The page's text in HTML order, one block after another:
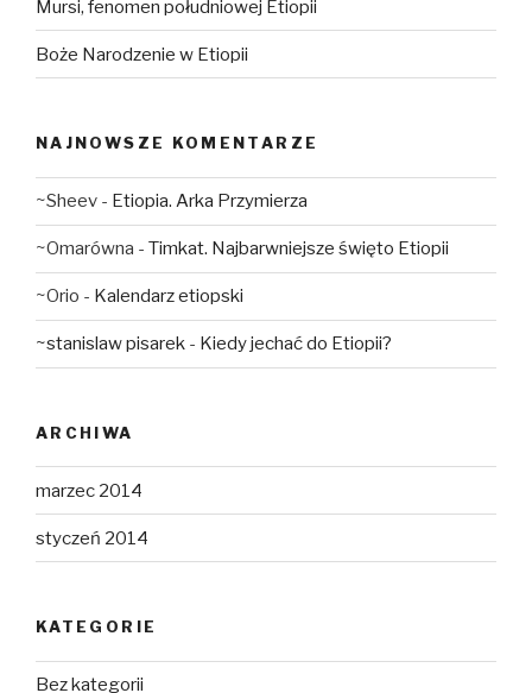
Mursi, fenomen południowej Etiopii
Boże Narodzenie w Etiopii
NAJNOWSZE KOMENTARZE
~Sheev - Etiopia. Arka Przymierza
~Omarówna - Timkat. Najbarwniejsze święto Etiopii
~Orio - Kalendarz etiopski
~stanislaw pisarek - Kiedy jechać do Etiopii?
ARCHIWA
marzec 2014
styczeń 2014
KATEGORIE
Bez kategorii